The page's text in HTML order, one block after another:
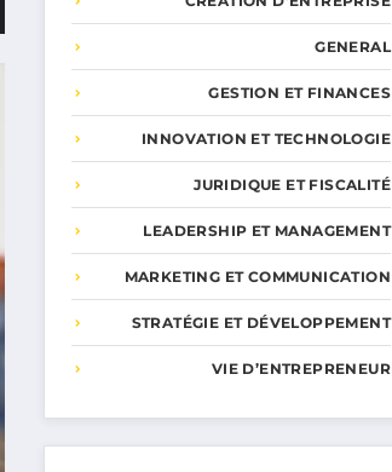
GENERAL
GESTION ET FINANCES
INNOVATION ET TECHNOLOGIE
JURIDIQUE ET FISCALITÉ
LEADERSHIP ET MANAGEMENT
MARKETING ET COMMUNICATION
STRATÉGIE ET DÉVELOPPEMENT
VIE D’ENTREPRENEUR